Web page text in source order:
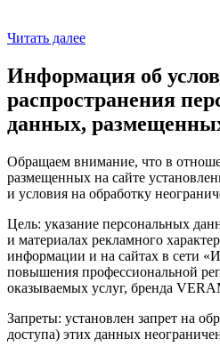
Читать далее
Информация об
распространения
данных,
Обращаем внимание, что в
размещенных на сайте
и условия на обработку
Цель: указание персональных
и материалах рекламного
информации и на сайтах в сети
повышения профессиональной
оказываемых услуг, бренда
Запреты: установлен запрет на
доступа) этих данных